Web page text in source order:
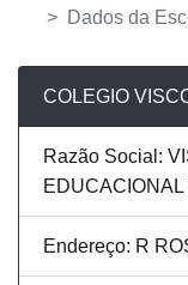
Dados da
COLEGIO
Razão Social:
EDUCACIONAL
Endereço: R